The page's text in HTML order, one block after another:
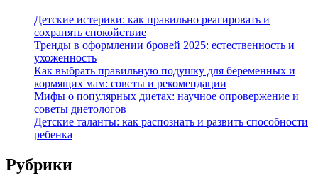
Детские истерики: как правильно реагировать и
сохранять спокойствие
Тренды в оформлении бровей 2025: естественность и
ухоженность
Как выбрать правильную подушку для беременных и
кормящих мам: советы и рекомендации
Мифы о популярных диетах: научное опровержение и
советы диетологов
Детские таланты: как распознать и развить способности
ребенка
Рубрики